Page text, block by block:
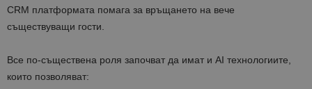
CRM платформата помага за връщането на вече
съществуващи гости.
Все по-съществена роля започват да имат и AI технологиите,
които позволяват: